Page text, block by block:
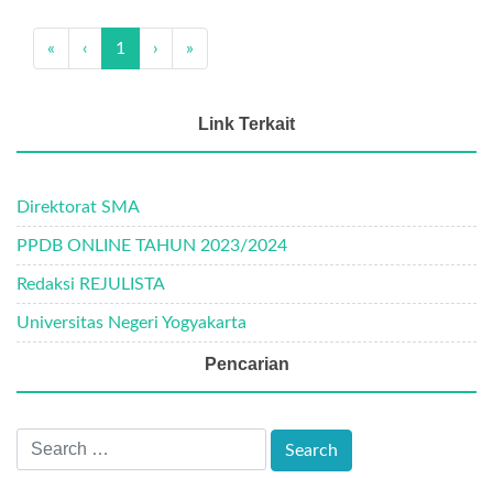
« ‹ 1 › »
Link Terkait
Direktorat SMA
PPDB ONLINE TAHUN 2023/2024
Redaksi REJULISTA
Universitas Negeri Yogyakarta
Pencarian